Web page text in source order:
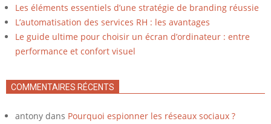
Les éléments essentiels d’une stratégie de branding réussie
L’automatisation des services RH : les avantages
Le guide ultime pour choisir un écran d’ordinateur : entre
performance et confort visuel
COMMENTAIRES RÉCENTS
antony dans Pourquoi espionner les réseaux sociaux ?